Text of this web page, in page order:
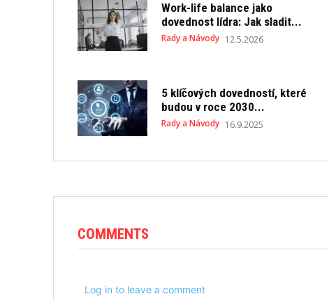
Work-life balance jako
dovednost lídra: Jak sladit...
Rady a Návody 12.5.2026
5 klíčových dovedností, které
budou v roce 2030...
Rady a Návody 16.9.2025
COMMENTS
Log in to leave a comment